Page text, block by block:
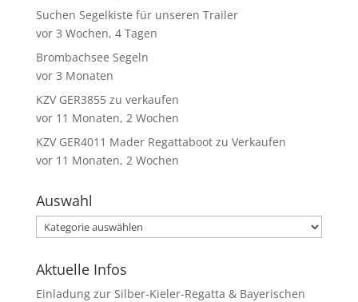
Suchen Segelkiste für unseren Trailer
vor 3 Wochen, 4 Tagen
Brombachsee Segeln
vor 3 Monaten
KZV GER3855 zu verkaufen
vor 11 Monaten, 2 Wochen
KZV GER4011 Mader Regattaboot zu Verkaufen
vor 11 Monaten, 2 Wochen
Auswahl
Auswahl
Aktuelle Infos
Einladung zur Silber-Kieler-Regatta & Bayerischen